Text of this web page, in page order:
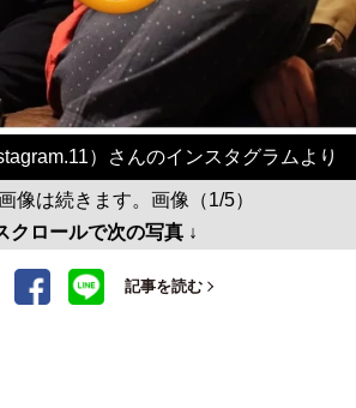
）さんのインスタグラムより
像は続きます。画像（1/5）
クロールで次の写真 ↓
記事を読む